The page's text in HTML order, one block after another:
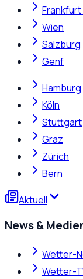
Frankfurt
Wien
Salzburg
Genf
Hamburg
Köln
Stuttgart
Graz
Zürich
Bern
Aktuell
News &
Wetter-
Wetter-